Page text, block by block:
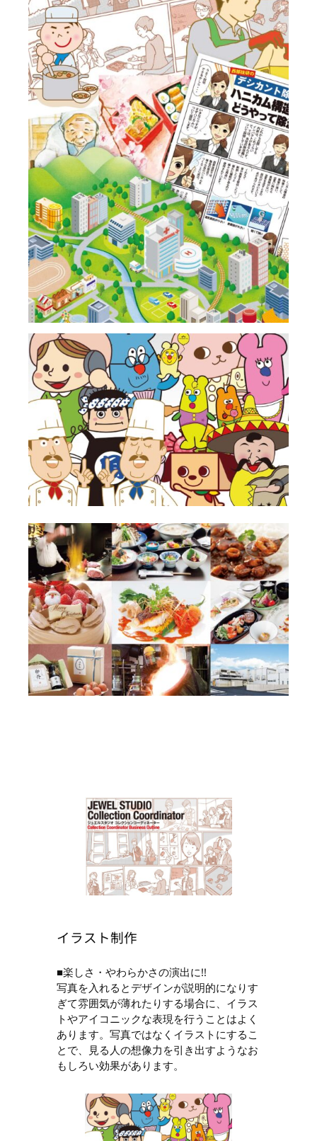
イラスト制作
■楽しさ・やわらかさの演出に!!
写真を入れるとデザインが説明的になりす
ぎて雰囲気が薄れたりする場合に、イラス
トやアイコニックな表現を行うことはよく
あります。写真ではなくイラストにするこ
とで、見る人の想像力を引き出すようなお
もしろい効果があります。